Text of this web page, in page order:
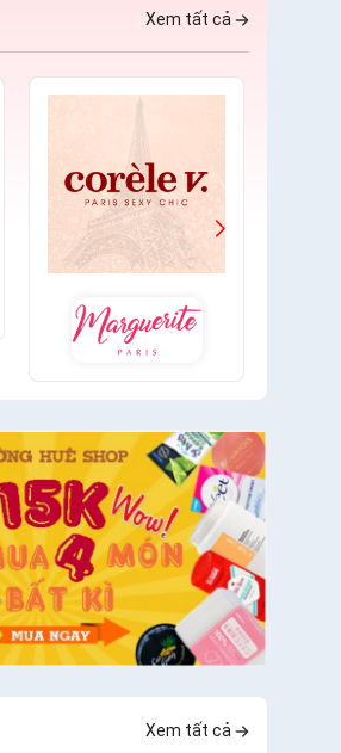
Xem tất cả
Xem tất cả